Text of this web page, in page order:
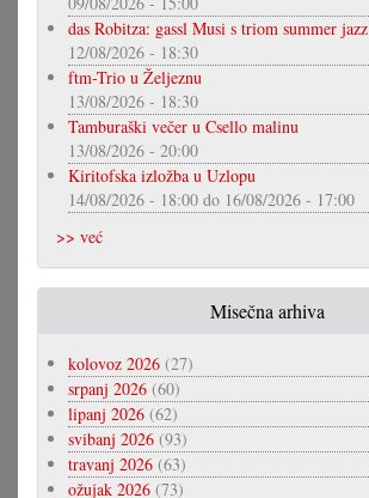
das Robitza: gassl Musi s triom summer jazz
12/08/2026 - 18:30
ftm-Trio u Željeznu
13/08/2026 - 18:30
Tamburaški večer u Csello malinu
13/08/2026 - 20:00
Kiritofska izložba u Uzlopu
14/08/2026 - 18:00 do 16/08/2026 - 17:00
>> već
Misečna arhiva
kolovoz 2026 (27)
srpanj 2026 (60)
lipanj 2026 (62)
svibanj 2026 (93)
travanj 2026 (63)
ožujak 2026 (73)